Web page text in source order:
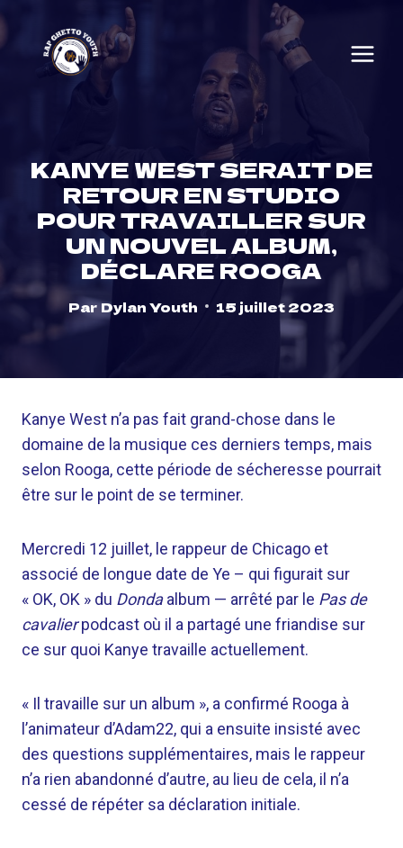
content
KANYE WEST SERAIT DE
RETOUR EN STUDIO
POUR TRAVAILLER SUR
UN NOUVEL ALBUM,
DÉCLARE ROOGA
ParDylan Youth 15 juillet 2023
Kanye West n’a pas fait grand-chose dans le
domaine de la musique ces derniers temps, mais
selon Rooga, cette période de sécheresse pourrait
être sur le point de se terminer.
Mercredi 12 juillet, le rappeur de Chicago et
associé de longue date de Ye – qui figurait sur
« OK, OK » du Dondaalbum — arrêté par le Pas de
cavalierpodcast où il a partagé une friandise sur
ce sur quoi Kanye travaille actuellement.
« Il travaille sur un album », a confirmé Rooga à
l’animateur d’Adam22, qui a ensuite insisté avec
des questions supplémentaires, mais le rappeur
n’a rien abandonné d’autre, au lieu de cela, il n’a
cessé de répéter sa déclaration initiale.